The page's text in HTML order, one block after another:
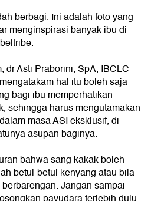
berbagi. Ini adalah foto yang
menginspirasi banyak ibu di
dr Asti Praborini, SpA, IBCLC
hal itu boleh saja
bagi ibu memperhatikan
sehingga harus mengutamakan
masa ASI eksklusif, di
asupan baginya.
bahwa sang kakak boleh
betul-betul kenyang atau bila
Jangan sampai